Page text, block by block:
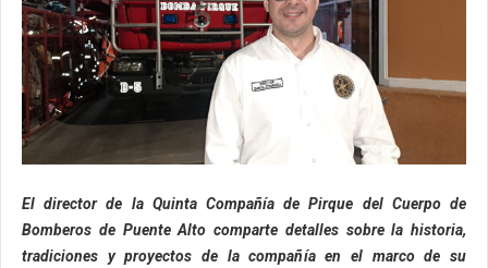
El director de la Quinta Compañía de Pirque del Cuerpo de
Bomberos de Puente Alto comparte detalles sobre la historia,
tradiciones y proyectos de la compañía en el marco de su